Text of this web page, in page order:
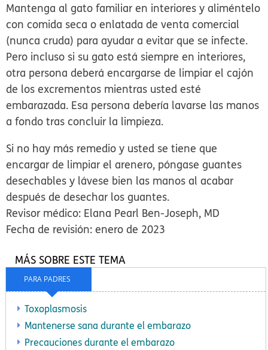
Mantenga al gato familiar en interiores y aliméntelo
con comida seca o enlatada de venta comercial
(nunca cruda) para ayudar a evitar que se infecte.
Pero incluso si su gato está siempre en interiores,
otra persona deberá encargarse de limpiar el cajón
de los excrementos mientras usted esté
embarazada. Esa persona debería lavarse las manos
a fondo tras concluir la limpieza.
Si no hay más remedio y usted se tiene que
encargar de limpiar el arenero, póngase guantes
desechables y lávese bien las manos al acabar
después de desechar los guantes.
Revisor médico: Elana Pearl Ben-Joseph, MD
Fecha de revisión: enero de 2023
PARA PADRES
MÁS SOBRE ESTE TEMA
Toxoplasmosis
Mantenerse sana durante el embarazo
Precauciones durante el embarazo